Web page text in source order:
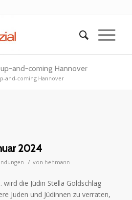
and-coming Hannover
and-coming Hannover
2024
/ von hehmann
wird die Jüdin Stella Goldschlag
Juden und Jüdinnen zu verraten,